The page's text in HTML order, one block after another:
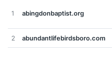
1 abingdonbaptist.org
2 abundantlifebirdsboro.com